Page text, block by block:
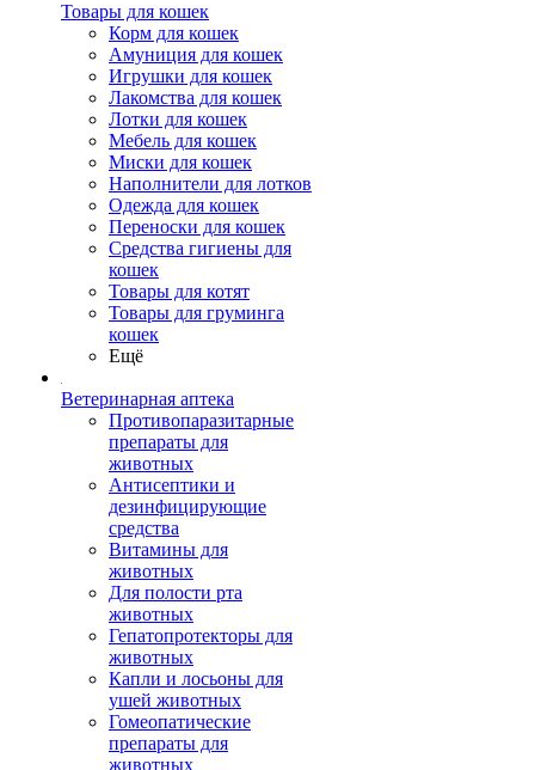
Товары для кошек
Корм для кошек
Амуниция для кошек
Игрушки для кошек
Лакомства для кошек
Лотки для кошек
Мебель для кошек
Миски для кошек
Наполнители для лотков
Одежда для кошек
Переноски для кошек
Средства гигиены для
кошек
Товары для котят
Товары для груминга
кошек
Ещё
Ветеринарная аптека
Противопаразитарные
препараты для
животных
Антисептики и
дезинфицирующие
средства
Витамины для
животных
Для полости рта
животных
Гепатопротекторы для
животных
Капли и лосьоны для
ушей животных
Гомеопатические
препараты для
животных